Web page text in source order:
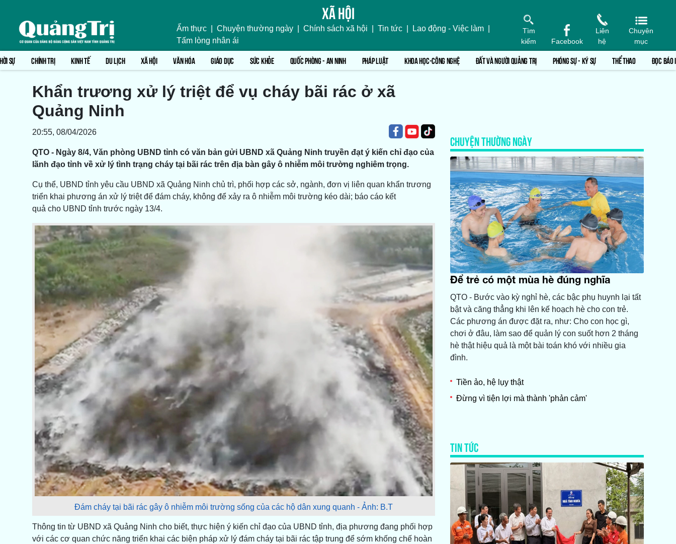
Xã hội
Ẩm thực Chuyện thường ngày Chính sách xã hội Tin tức Lao động - Việc làm
Tấm lòng nhân ái
Tìm
kiếm
Facebook
Liên
hệ
Chuyên
mục
SỰ CHÍNH TRỊ KINH TẾ DU LỊCH XÃ HỘI VĂN HÓA GIÁO DỤC SỨC KHỎE QUỐC PHÒNG - AN NINH PHÁP LUẬT KHOA HỌC-CÔNG NGHỆ ĐẤT VÀ NGƯỜI QUẢNG TRỊ PHÓNG SỰ - KÝ SỰ THỂ THAO ĐỌC BÁO
Khẩn trương xử lý triệt để vụ cháy bãi rác ở xã
Quảng Ninh
20:55, 08/04/2026
QTO - Ngày 8/4, Văn phòng UBND tỉnh có văn bản gửi UBND xã Quảng Ninh truyền đạt ý kiến chỉ đạo của
lãnh đạo tỉnh về xử lý tình trạng cháy tại bãi rác trên địa bàn gây ô nhiễm môi trường nghiêm trọng.
Cụ thể, UBND tỉnh yêu cầu UBND xã Quảng Ninh chủ trì, phối hợp các sở, ngành, đơn vị liên quan khẩn trương
triển khai phương án xử lý triệt để đám cháy, không để xảy ra ô nhiễm môi trường kéo dài; báo cáo kết
quả cho UBND tỉnh trước ngày 13/4.
Đám cháy tại bãi rác gây ô nhiễm môi trường sống của các hộ dân xung quanh - Ảnh: B.T
Thông tin từ UBND xã Quảng Ninh cho biết, thực hiện ý kiến chỉ đạo của UBND tỉnh, địa phương đang phối hợp
với các cơ quan chức năng triển khai các biện pháp xử lý đám cháy tại bãi rác tập trung để sớm khống chế hoàn
CHUYỆN THƯỜNG NGÀY
Để trẻ có một mùa hè đúng nghĩa
QTO - Bước vào kỳ nghỉ hè, các bậc phụ huynh lại tất
bật và căng thẳng khi lên kế hoạch hè cho con trẻ.
Các phương án được đặt ra, như: Cho con học gì,
chơi ở đâu, làm sao để quản lý con suốt hơn 2 tháng
hè thật hiệu quả là một bài toán khó với nhiều gia
đình.
Tiền ảo, hệ lụy thật
Đừng vì tiện lợi mà thành 'phản cảm'
TIN TỨC